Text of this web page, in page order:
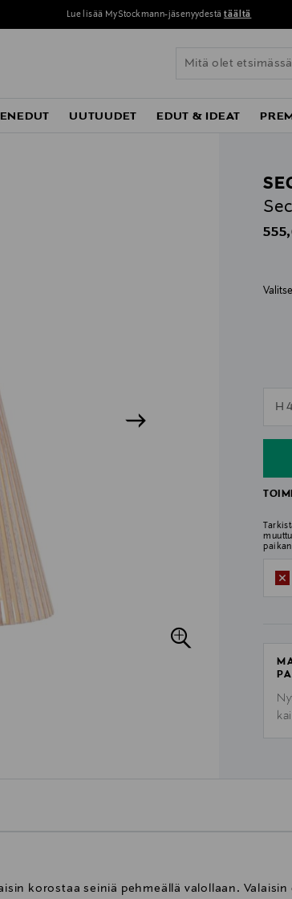
Lue lisää MyStockmann-jäsenyydestä täältä
UUTUUDET EDUT & IDEAT
H
korostaa seiniä pehmeällä valollaan.